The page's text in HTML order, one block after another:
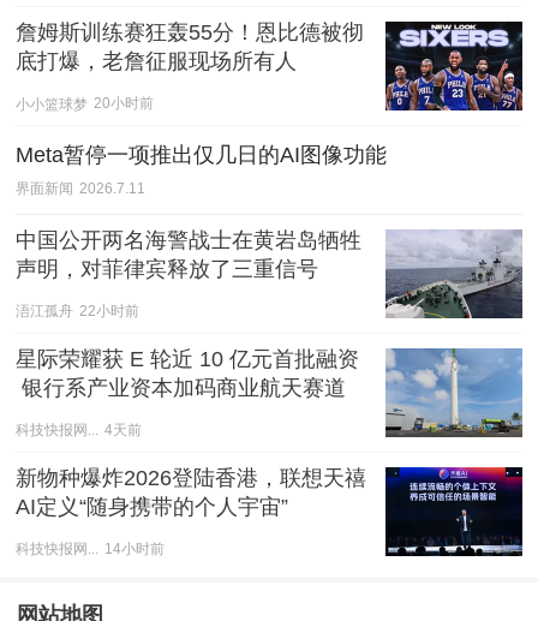
詹姆斯训练赛狂轰55分！恩比德被彻
底打爆，老詹征服现场所有人
小小篮球梦 20小时前
Meta暂停一项推出仅几日的AI图像功能
界面新闻 2026.7.11
中国公开两名海警战士在黄岩岛牺牲
声明，对菲律宾释放了三重信号
浯江孤舟 22小时前
星际荣耀获 E 轮近 10 亿元首批融资
银行系产业资本加码商业航天赛道
科技快报网... 4天前
新物种爆炸2026登陆香港，联想天禧
AI定义“随身携带的个人宇宙”
科技快报网... 14小时前
网站地图